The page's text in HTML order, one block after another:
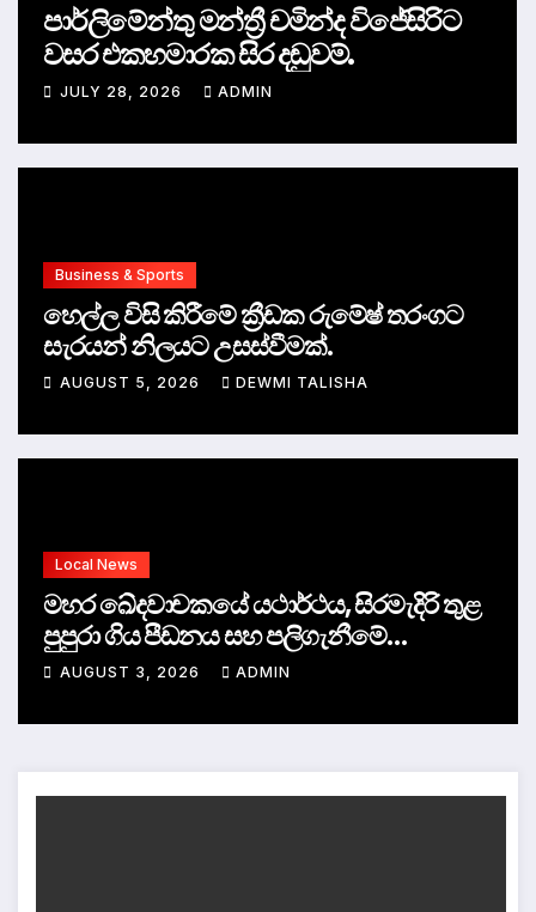
පාර්ලිමේන්තු මන්ත්‍රී චමින්ද විජේසිරිට
වසර එකහමාරක සිර දඬුවම්.
JULY 28, 2026 ADMIN
Business & Sports
හෙල්ල විසි කිරීමේ ක්‍රීඩක රුමේෂ් තරංගට
සැරයන් නිලයට උසස්වීමක්.
AUGUST 5, 2026 DEWMI TALISHA
Local News
මහර ඛේදවාචකයේ යථාර්ථය, සිරමැදිරි තුළ
පුපුරා ගිය පීඩනය සහ පලිගැනීමේ
දේශපාලනය
AUGUST 3, 2026 ADMIN